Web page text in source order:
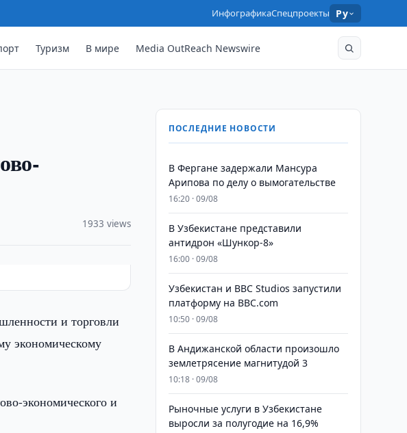
ИнфографикаСпецпроекты Ру
Туризм В мире Media OutReach Newswire
1933 views
и торговли
экономическому
экономического и
ПОСЛЕДНИЕ НОВОСТИ
В Фергане задержали Мансура
Арипова по делу о вымогательстве
16:20 · 09/08
В Узбекистане представили
антидрон «Шункор-8»
16:00 · 09/08
Узбекистан и BBC Studios запустили
платформу на BBC.com
10:50 · 09/08
В Андижанской области произошло
землетрясение магнитудой 3
10:18 · 09/08
Рыночные услуги в Узбекистане
выросли за полугодие на 16,9%